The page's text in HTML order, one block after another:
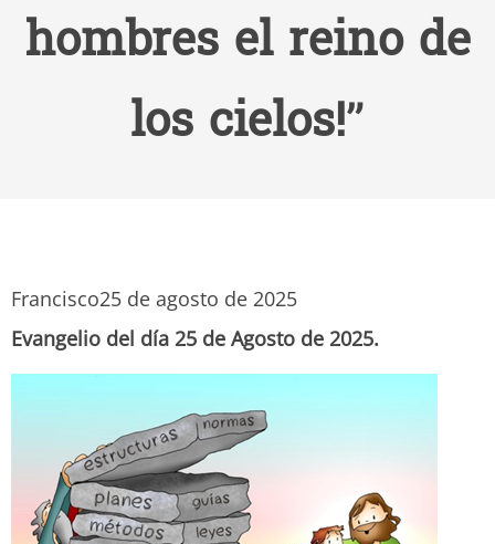
hombres el reino de
los cielos!”
Francisco25 de agosto de 2025
Evangelio del día 25 de Agosto de 2025.